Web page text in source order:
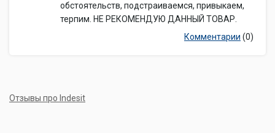
обстоятельств, подстраиваемся, привыкаем,
терпим. НЕ РЕКОМЕНДУЮ ДАННЫЙ ТОВАР.
Комментарии (0)
Отзывы про Indesit